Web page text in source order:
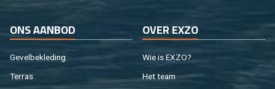
ONS AAN­BOD
Ge­vel­be­kle­ding
Ter­ras
OVER EXZO
Wie is EXZO?
Het team